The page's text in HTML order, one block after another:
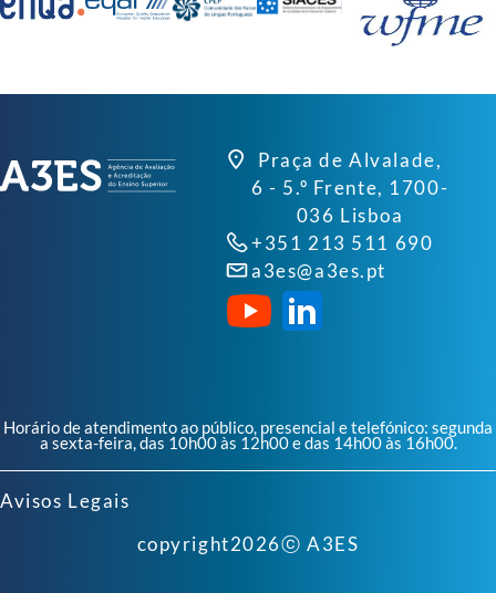
Praça de Alvalade,
6 - 5.º Frente, 1700-
036 Lisboa
+351 213 511 690
a3es@a3es.pt
Horário de atendimento ao público, presencial e telefónico: segunda
a sexta-feira, das 10h00 às 12h00 e das 14h00 às 16h00.
Avisos Legais
copyright2026ⓒ A3ES